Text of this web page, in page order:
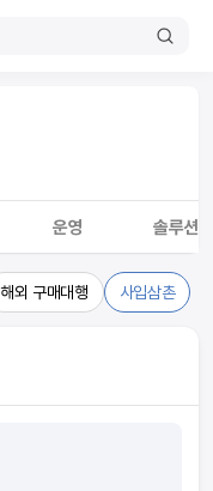
운영 솔루션
해외 구매대행 사입삼촌